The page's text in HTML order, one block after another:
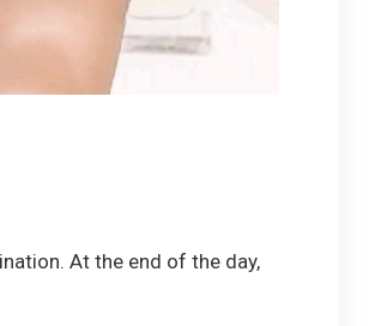
At the end of the day,